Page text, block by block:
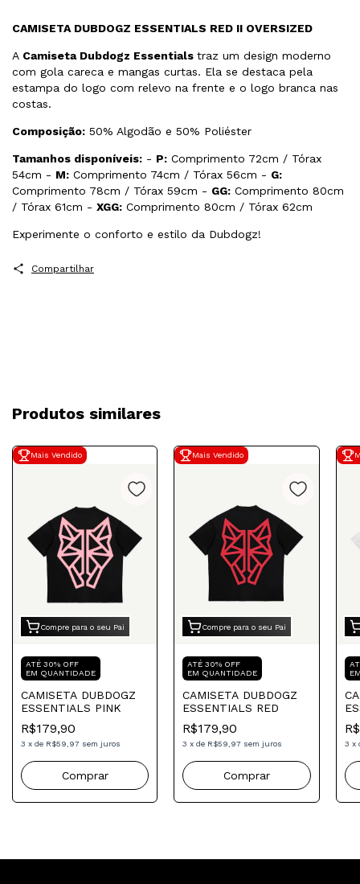
CAMISETA DUBDOGZ ESSENTIALS RED II OVERSIZED
A Camiseta Dubdogz Essentials traz um design moderno
com gola careca e mangas curtas. Ela se destaca pela
estampa do logo com relevo na frente e o logo branca nas
costas.
Composição: 50% Algodão e 50% Poliéster
Tamanhos disponíveis: - P: Comprimento 72cm / Tórax
54cm - M: Comprimento 74cm / Tórax 56cm - G:
Comprimento 78cm / Tórax 59cm - GG: Comprimento 80cm
/ Tórax 61cm - XGG: Comprimento 80cm / Tórax 62cm
Experimente o conforto e estilo da Dubdogz!
Compartilhar
Produtos similares
Mais Vendido
Compre para o seu Pai
ATÉ 30% OFF
EM QUANTIDADE
CAMISETA DUBDOGZ
ESSENTIALS PINK
R$179,90
3 x de R$59,97 sem juros
Comprar
Mais Vendido
Compre para o seu Pai
ATÉ 30% OFF
EM QUANTIDADE
CAMISETA DUBDOGZ
ESSENTIALS RED
R$179,90
3 xde R$59,97 sem juros
Comprar
3 x